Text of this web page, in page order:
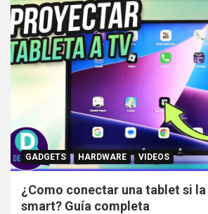
GADGETS HARDWARE VIDEOS
¿Como conectar una tablet si la
smart? Guía completa